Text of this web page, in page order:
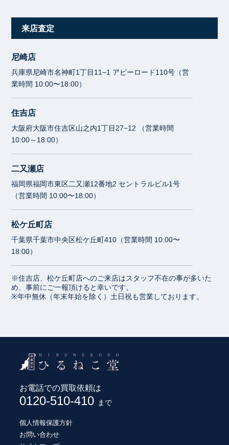
来店査定
尼崎店
兵庫県尼崎市名神町1丁目11−1 アビーロード110号（営
業時間 10:00〜18:00）
住吉店
大阪府大阪市住吉区山之内1丁目27−12 （営業時間
10:00～18:00）
二又瀬店
福岡県福岡市東区二又瀬12番地2 セントラルビル1号
（営業時間 10:00〜18:00）
松ケ丘町店
千葉県千葉市中央区松ケ丘町410（営業時間 10:00〜
18:00）
※住吉店、松ケ丘町店へのご来店はスタッフ不在の事が多いた
め、事前にご一報頂けると幸いです。
※年中無休（年末年始を除く）土日祝も営業しております。
お電話での買取依頼は
0120-510-410 まで
個人情報保護方針
お問い合わせ